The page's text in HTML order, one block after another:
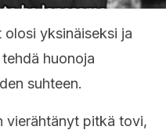
olosi yksinäiseksi ja
huonoja
suhteen.
vierähtänyt pitkä tovi,